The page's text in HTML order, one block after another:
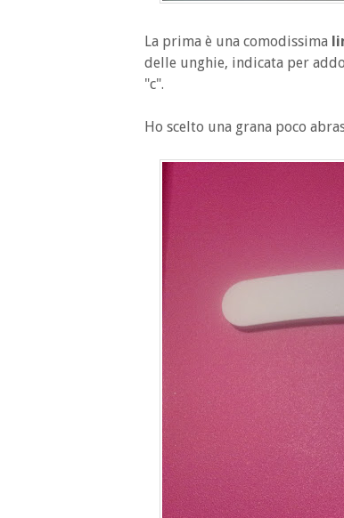
La prima è una comodissima
delle unghie, indicata per
"c".
Ho scelto una grana poco